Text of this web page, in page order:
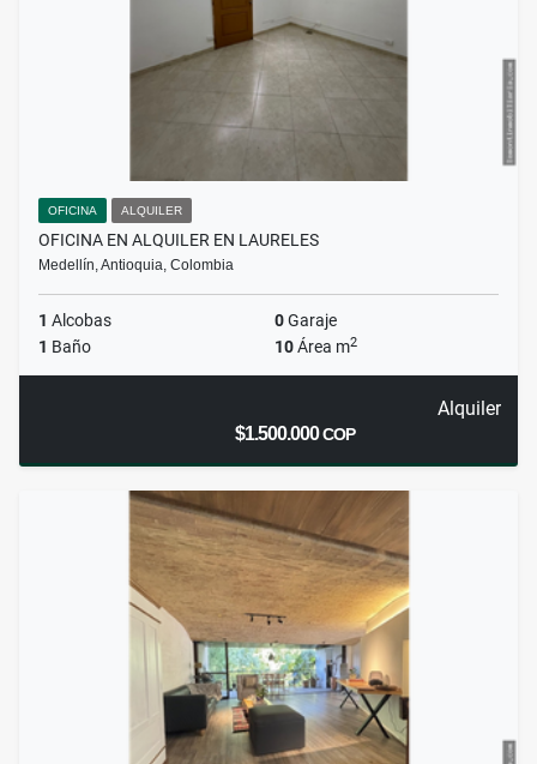
OFICINA ALQUILER
OFICINA EN ALQUILER EN LAURELES
Medellín, Antioquia, Colombia
1 Alcobas 0Garaje
1 Baño 10Área m2
Alquiler
$1.500.000COP